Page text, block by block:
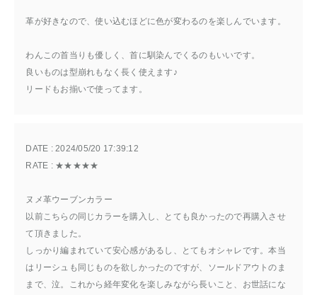
革が好きなので、使い込むほどに色が変わるのを楽しんでいます。
わんこの首当りも優しく、首に馴染んでくるのもいいです。
良いものは型崩れもなく長く使えます♪
リードもお揃いで使ってます。
ヌメ革ウーブンカラー
DATE : 2024/05/20 17:39:12
RATE : ★★★★★
以前こちらの同じカラーを購入し、とても良かったので再購入させ
て頂きました。
しっかり編まれていて安心感があるし、とてもオシャレです。本当
はリーシュも同じものを欲しかったのですが、ソールドアウトのま
まで、泣。これから経年変化を楽しみながら長いこと、お世話にな